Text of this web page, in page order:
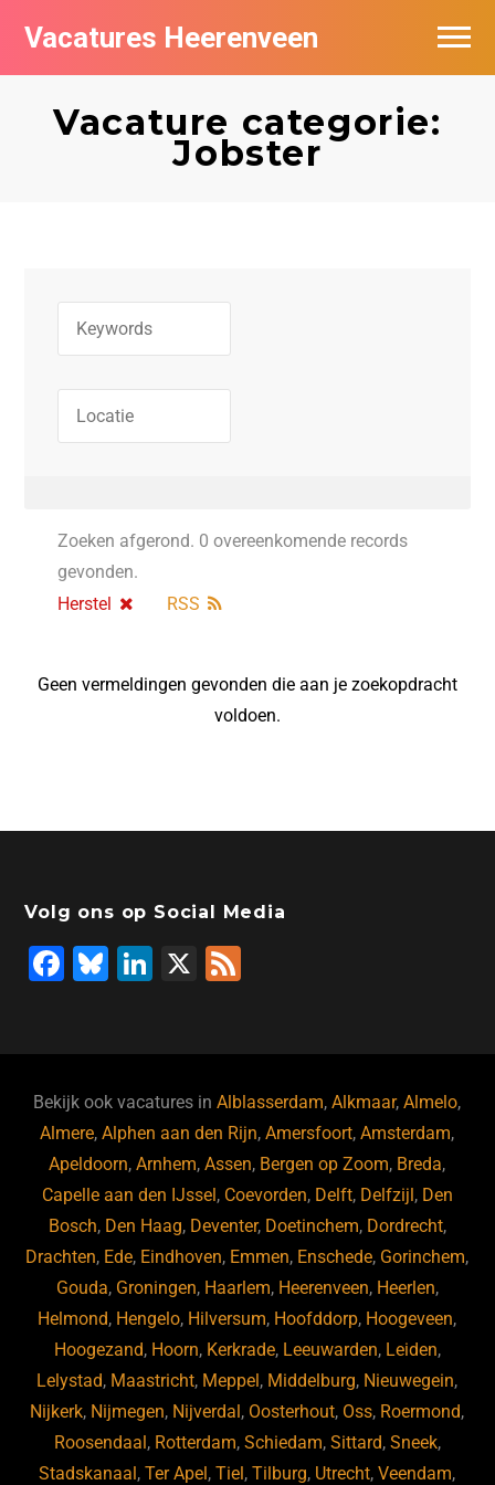
Vacatures Heerenveen
Vacature categorie:
Jobster
Zoeken afgerond. 0 overeenkomende records
gevonden.
Herstel
RSS
Geen vermeldingen gevonden die aan je zoekopdracht
voldoen.
Volg ons op Social Media
F
b
o
o
k
Bl
ky
Li
dI
n
X
Bekijk ook vacatures inAlblasserdam,Alkmaar,Almelo,
Almere,Alphen aan den Rijn,Amersfoort,Amsterdam,
Apeldoorn,Arnhem,Assen, Bergen op Zoom, Breda,
Capelle aan den IJssel , Coevorden, Delft, Delfzijl , Den
Bosch, Den Haag, Deventer, Doetinchem, Dordrecht,
Drachten, Ede, Eindhoven, Emmen, Enschede, Gorinchem,
Gouda, Groningen, Haarlem, Heerenveen, Heerlen,
Helmond, Hengelo, Hilversum, Hoofddorp, Hoogeveen,
Hoogezand, Hoorn, Kerkrade, Leeuwarden, Leiden,
Lelystad, Maastricht, Meppel , Middelburg, Nieuwegein,
Nijkerk, Nijmegen, Nijverdal , Oosterhout, Oss, Roermond,
Roosendaal , Rotterdam, Schiedam, Sittard, Sneek,
Stadskanaal ,Ter Apel ,Tiel ,Tilburg, Utrecht,Veendam,
Vacatures per bedrijf
De populairste vacatures in Heerenveen